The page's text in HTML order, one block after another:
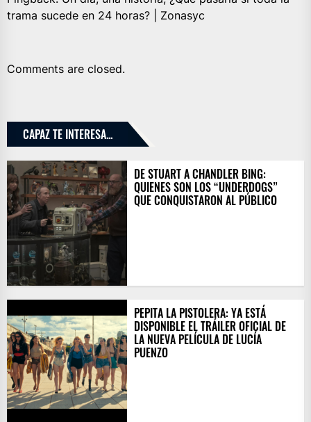
trama sucede en 24 horas? | Zonasyc
Comments are closed.
CAPAZ TE INTERESA...
DE STUART A CHANDLER BING:
QUIENES SON LOS “UNDERDOGS”
QUE CONQUISTARON AL PÚBLICO
PEPITA LA PISTOLERA: YA ESTÁ
DISPONIBLE EL TRÁILER OFICIAL DE
LA NUEVA PELÍCULA DE LUCÍA
PUENZO